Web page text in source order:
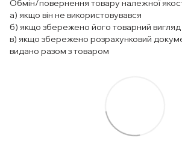
Обмін/повернення товару належної
а) якщо він не використовувався
б) якщо збережено його товарний вигляд
в) якщо збережено розрахунковий
видано разом з товаром